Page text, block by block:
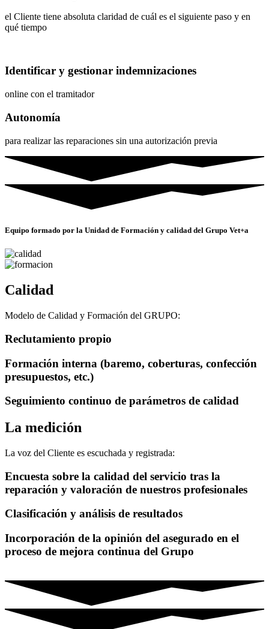
el Cliente tiene absoluta claridad de cuál es el siguiente paso y en
qué tiempo
Identificar y gestionar indemnizaciones
online con el tramitador
Autonomía
para realizar las reparaciones sin una autorización previa
Equipo formado por la Unidad de Formación y calidad del Grupo Vet+a
Calidad
Modelo de Calidad y Formación del GRUPO:
Reclutamiento propio
Formación interna (baremo, coberturas, confección
presupuestos, etc.)
Seguimiento continuo de parámetros de calidad
La medición
La voz del Cliente es escuchada y registrada:
Encuesta sobre la calidad del servicio tras la
reparación y valoración de nuestros profesionales
Clasificación y análisis de resultados
Incorporación de la opinión del asegurado en el
proceso de mejora continua del Grupo